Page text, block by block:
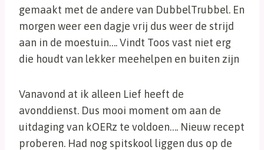
gemaakt met de andere van DubbelTrubbel. En
morgen weer een dagje vrij dus weer de strijd
aan in de moestuin…. Vindt Toos vast niet erg
die houdt van lekker meehelpen en buiten zijn
Vanavond at ik alleen Lief heeft de
avonddienst. Dus mooi moment om aan de
uitdaging van kOERz te voldoen…. Nieuw recept
proberen. Had nog spitskool liggen dus op de